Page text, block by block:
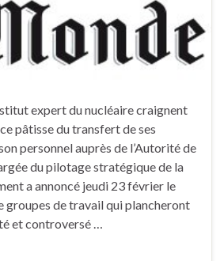
expert du nucléaire craignent
pâtisse du transfert de ses
personnel auprès de l’Autorité de
du pilotage stratégique de la
a annoncé jeudi 23 février le
groupes de travail qui plancheront
et controversé …